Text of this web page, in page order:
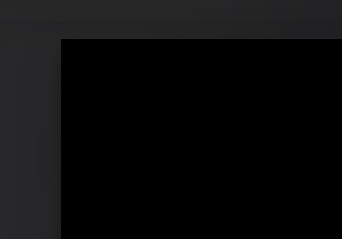
Pressebilder "Do We Have